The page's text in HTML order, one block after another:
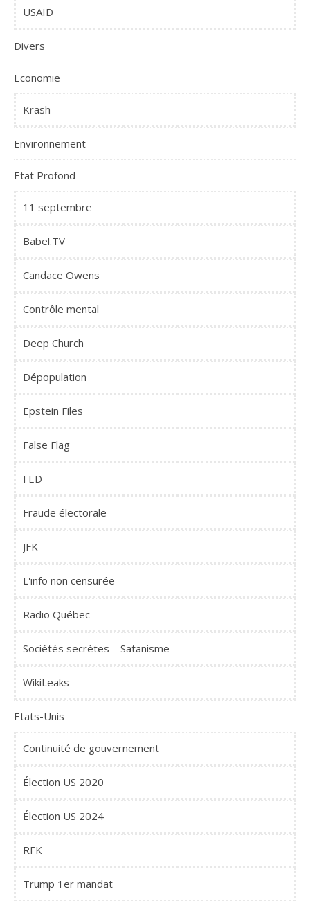
USAID
Divers
Economie
Krash
Environnement
Etat Profond
11 septembre
Babel.TV
Candace Owens
Contrôle mental
Deep Church
Dépopulation
Epstein Files
False Flag
FED
Fraude électorale
JFK
L'info non censurée
Radio Québec
Sociétés secrètes – Satanisme
WikiLeaks
Etats-Unis
Continuité de gouvernement
Élection US 2020
Élection US 2024
RFK
Trump 1er mandat